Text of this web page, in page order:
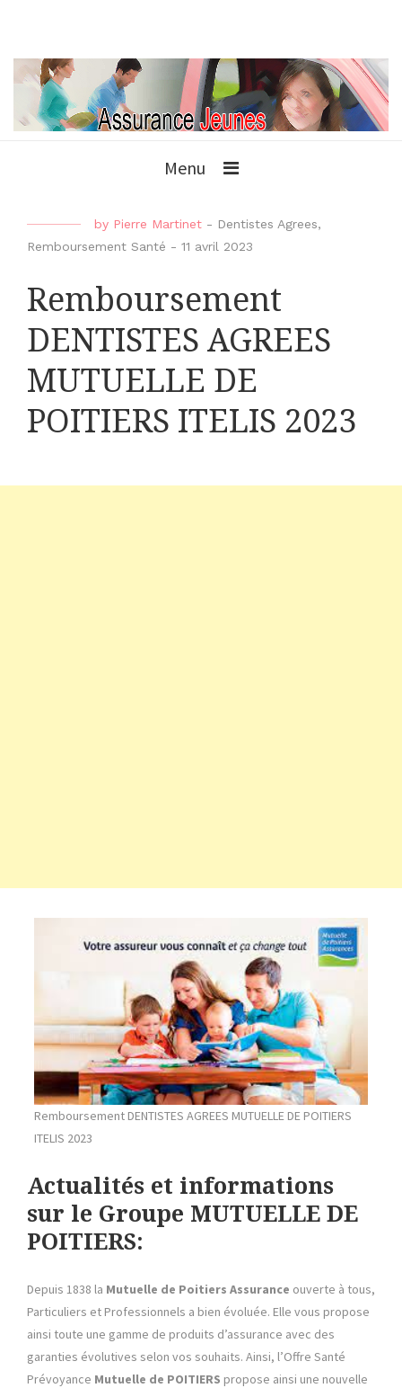
Menu
by Pierre Martinet - Dentistes Agrees,
Remboursement Santé - 11 avril 2023
Remboursement
DENTISTES AGREES
MUTUELLE DE
POITIERS ITELIS 2023
Remboursement DENTISTES AGREES MUTUELLE DE POITIERS
ITELIS 2023
Actualités et informations
sur le Groupe MUTUELLE DE
POITIERS:
Depuis 1838 la Mutuelle de Poitiers Assurance ouverte à tous,
Particuliers et Professionnels a bien évoluée. Elle vous propose
ainsi toute une gamme de produits d’assurance avec des
garanties évolutives selon vos souhaits. Ainsi, l’Offre Santé
Prévoyance Mutuelle de POITIERS propose ainsi une nouvelle